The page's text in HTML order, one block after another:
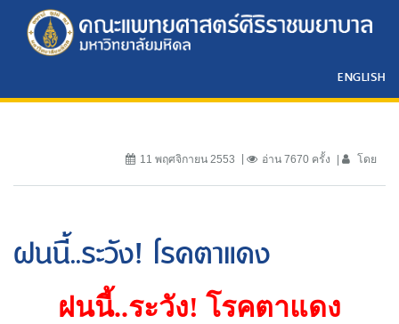
ENGLISH
11 พฤศจิกายน 2553 อ่าน 7670 ครั้ง โดย
ฝนนี้..ระวัง! โรคตาแดง
ฝนนี้..ระวัง! โรคตาแดง